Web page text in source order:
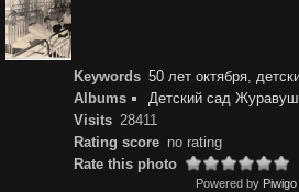
Keywords 50 лет октября,
Albums
Детский сад
Visits 28411
Rating score no rating
Rate this photo
Powered by Piwigo